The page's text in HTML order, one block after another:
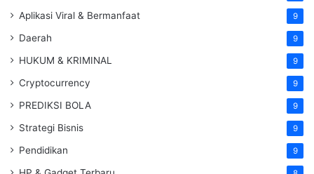
Aplikasi Viral & Bermanfaat 9
Daerah 9
HUKUM & KRIMINAL 9
Cryptocurrency 9
PREDIKSI BOLA 9
Strategi Bisnis 9
Pendidikan 9